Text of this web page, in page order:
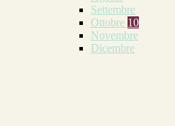
Settembre
Ottobre 10
Novembre
Dicembre